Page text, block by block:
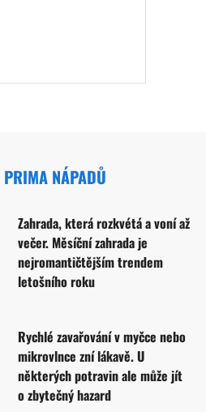
PRIMA NÁPADŮ
Zahrada, která rozkvétá a voní až
večer. Měsíční zahrada je
nejromantičtějším trendem
letošního roku
Rychlé zavařování v myčce nebo
mikrovlnce zní lákavě. U
některých potravin ale může jít
o zbytečný hazard